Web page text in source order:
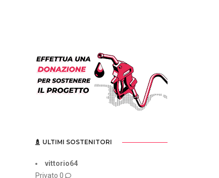
ULTIMI SOSTENITORI
vittorio64
Privato 0